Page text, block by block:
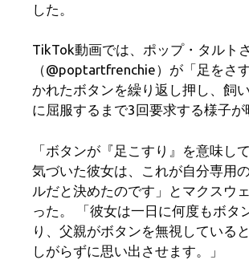
した。
TikTok動画では、ポップ・タルト
（@poptartfrenchie）が「足をさ
かれたボタンを繰り返し押し、飼
に屈服するまで3回要求する様子が
「ボタンが『足こすり』を意味し
気づいた彼女は、これが自分専用
ルだと決めたのです」とマクスウ
った。 「彼女は一日に何度もボタ
り、父親がボタンを無視している
しがらずに思い出させます。」